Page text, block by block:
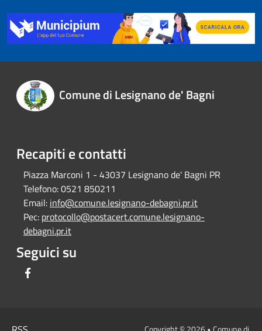
Comune di Lesignano de' Bagni
Recapiti e contatti
Piazza Marconi 1 - 43037 Lesignano de' Bagni PR
Telefono:0521 850211
Email: info@comune.lesignano-debagni.pr.it
Pec: protocollo@postacert.comune.lesignano-
debagni.pr.it
Seguici su